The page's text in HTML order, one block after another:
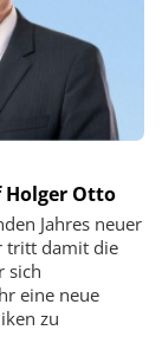
Otto
Jahres neuer
tritt damit die
sich
eine neue
zu